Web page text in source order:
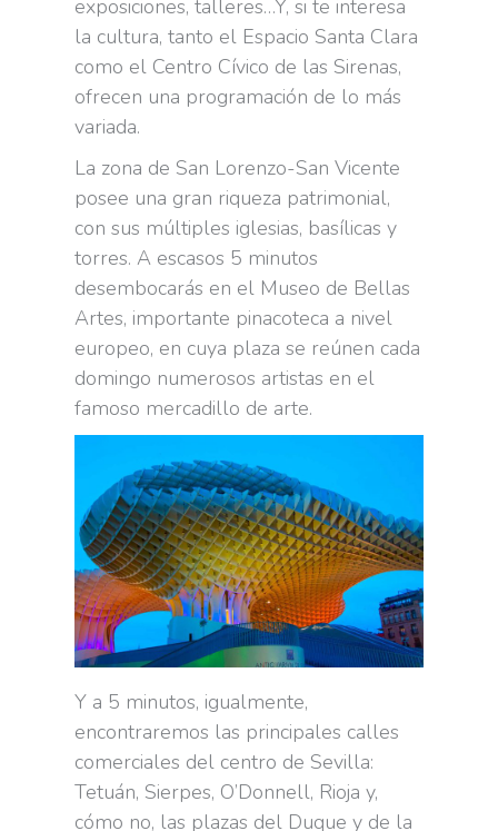
exposiciones, talleres…Y, si te interesa
la cultura, tanto el Espacio Santa Clara
como el Centro Cívico de las Sirenas,
ofrecen una programación de lo más
variada.
La zona de San Lorenzo-San Vicente
posee una gran riqueza patrimonial,
con sus múltiples iglesias, basílicas y
torres. A escasos 5 minutos
desembocarás en el Museo de Bellas
Artes, importante pinacoteca a nivel
europeo, en cuya plaza se reúnen cada
domingo numerosos artistas en el
famoso mercadillo de arte.
Y a 5 minutos, igualmente,
encontraremos las principales calles
comerciales del centro de Sevilla:
Tetuán, Sierpes, O’Donnell, Rioja y,
cómo no, las plazas del Duque y de la